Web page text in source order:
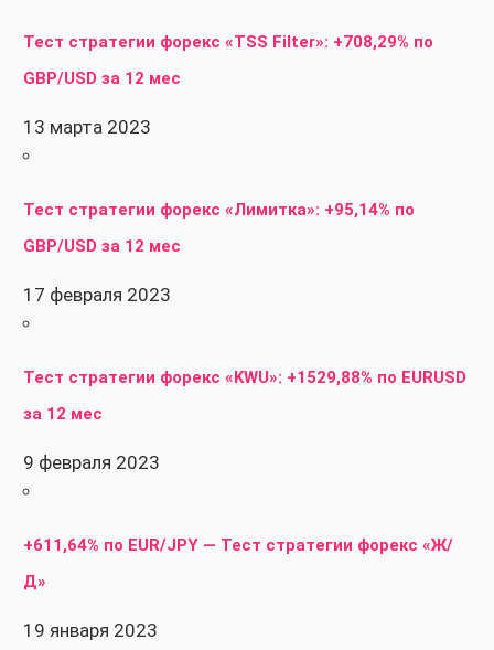
Тест стратегии форекс «TSS Filter»: +708,29% по
GBP/USD за 12 мес
13 марта 2023
Тест стратегии форекс «Лимитка»: +95,14% по
GBP/USD за 12 мес
17 февраля 2023
Тест стратегии форекс «KWU»: +1529,88% по EURUSD
за 12 мес
9 февраля 2023
+611,64% по EUR/JPY — Тест стратегии форекс «Ж/
Д»
19 января 2023